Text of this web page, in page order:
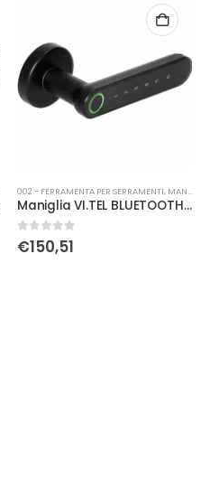
002 - FERRAMENTA PER SERRAMENTI, MANIGLIERIA
Maniglia VI.TEL BLUETOOTH nero
0Su 5
€150,51